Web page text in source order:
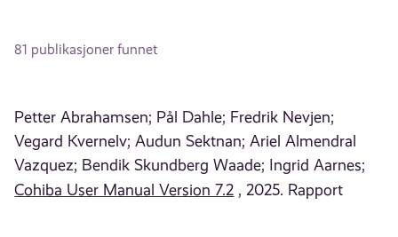
81 publikasjoner funnet
Petter Abrahamsen; Pål Dahle; Fredrik Nevjen;
Vegard Kvernelv; Audun Sektnan; Ariel Almendral
Vazquez; Bendik Skundberg Waade; Ingrid Aarnes;
Cohiba User Manual Version 7.2 , 2025. Rapport